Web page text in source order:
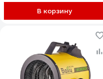
В корзину